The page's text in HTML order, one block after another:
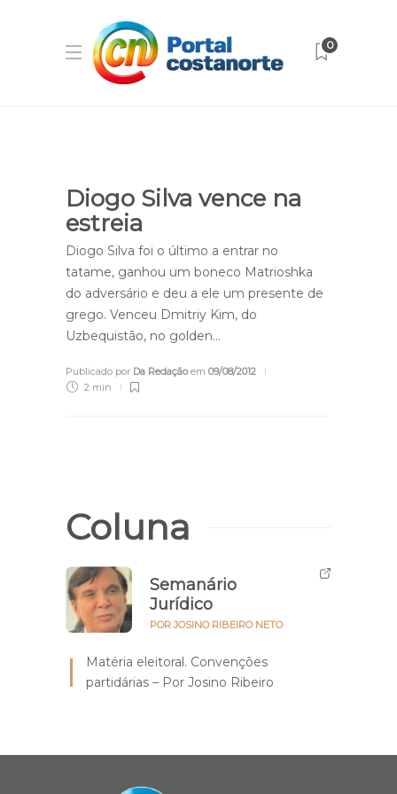
0
Diogo Silva vence na
estreia
Diogo Silva foi o último a entrar no
tatame, ganhou um boneco Matrioshka
do adversário e deu a ele um presente de
grego. Venceu Dmitriy Kim, do
Uzbequistão, no golden…
Publicado por Da Redaçãoem 09/08/2012
2 min
Coluna
Semanário
Jurídico
POR JOSINO RIBEIRO NETO
Matéria eleitoral. Convenções
partidárias – Por Josino Ribeiro